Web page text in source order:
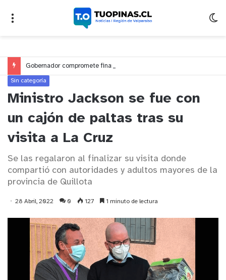
Sin categoría
Ministro Jackson se fue con
un cajón de paltas tras su
visita a La Cruz
Se las regalaron al finalizar su visita donde
compartió con autoridades y adultos mayores de la
provincia de Quillota
28 Abril, 2022 0 127 1 minuto de lectura